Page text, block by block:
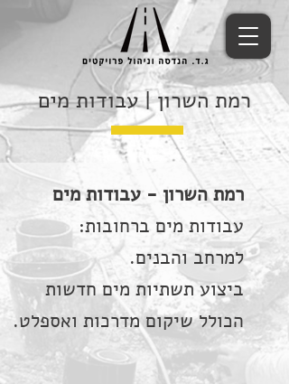
רמת השרון | עבודות מים
רמת השרון - עבודות מים
עבודות מים ברחובות:
למרחב והבנים.
ביצוע תשתיות מים חדשות
הכולל שיקום מדרכות ואספלט.